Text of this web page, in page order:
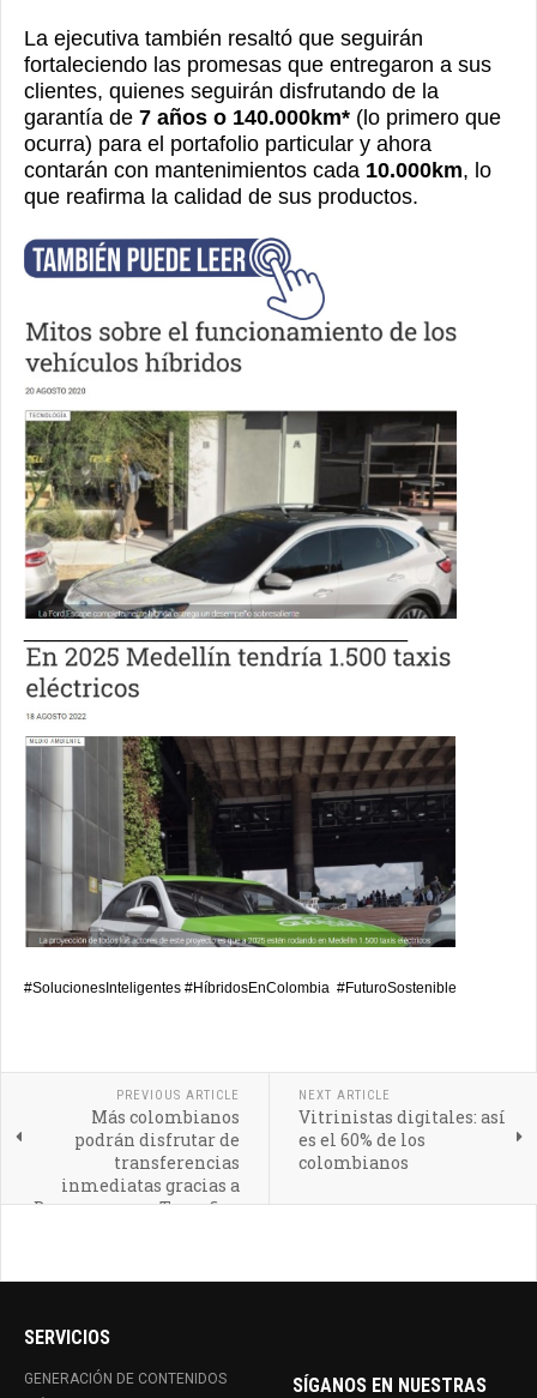
La ejecutiva también resaltó que seguirán
fortaleciendo las promesas que entregaron a sus
clientes, quienes seguirán disfrutando de la
garantía de 7 años o 140.000km* (lo primero que
ocurra) para el portafolio particular y ahora
contarán con mantenimientos cada 10.000km, lo
que reafirma la calidad de sus productos.
#SolucionesInteligentes #HíbridosEnColombia #FuturoSostenible
PREVIOUS ARTICLE
Más colombianos
podrán disfrutar de
transferencias
inmediatas gracias a
Bancoomeva y Transfiya
NEXT ARTICLE
Vitrinistas digitales: así
es el 60% de los
colombianos
SERVICIOS
GENERACIÓN DE CONTENIDOS
SÍGANOS EN NUESTRAS